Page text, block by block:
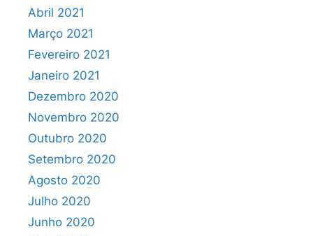
Abril 2021
Março 2021
Fevereiro 2021
Janeiro 2021
Dezembro 2020
Novembro 2020
Outubro 2020
Setembro 2020
Agosto 2020
Julho 2020
Junho 2020